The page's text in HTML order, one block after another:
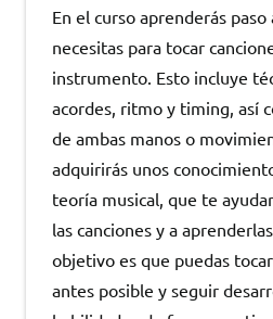
En el curso aprenderás
necesitas para tocar
instrumento. Esto incluye
acordes, ritmo y timing, así
de ambas manos o
adquirirás unos
teoría musical, que te
las canciones y a
objetivo es que puedas
antes posible y seguir